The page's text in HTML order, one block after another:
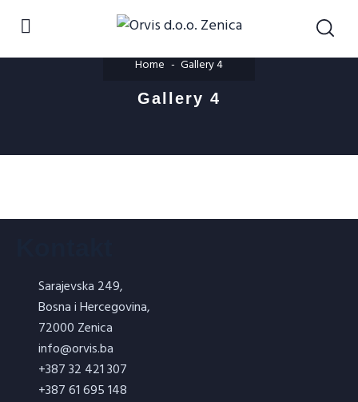
Home Gallery 4
Gallery 4
Sarajevska 249,
Bosna i Hercegovina,
72000 Zenica
info@orvis.ba
+387 32 421 307
+387 61 695 148